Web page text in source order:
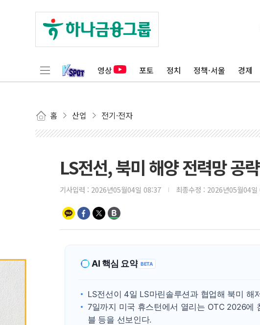
영상 포토 정치 정책·서울 경제
홈 산업 전기·전자
LS전선, 북미 해양 전력망
기사입력 : 2026년05월04일 08:37 최종수정 : 2026년05월04
AI 핵심 요약 BETA
LS전선이 4일 LS마린솔루션과 협업해 북미 해
7일까지 미국 휴스턴에서 열리는 OTC 2026에
블 등을 선보인다.